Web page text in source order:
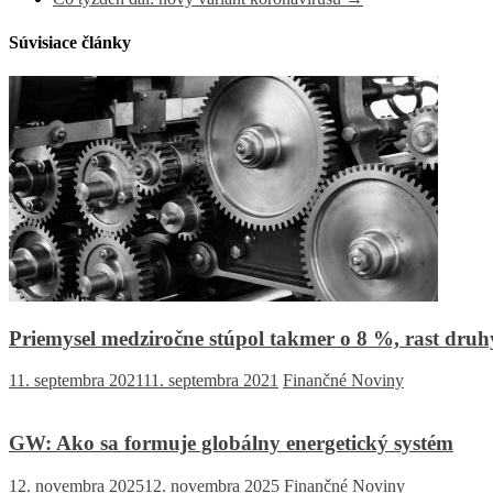
Súvisiace články
Priemysel medziročne stúpol takmer o 8 %, rast
11. septembra 202111. septembra 2021 Finančné Noviny
GW: Ako sa formuje globálny energetický systém
12. novembra 202512. novembra 2025 Finančné Noviny